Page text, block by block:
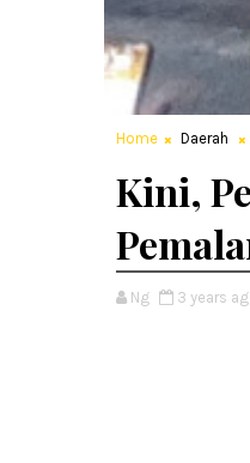
Home Daerah
Kini,
Ng 3 years